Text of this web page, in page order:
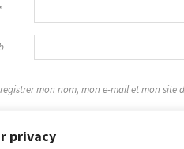
privacy
*
mon nom, mon e-mail et mon